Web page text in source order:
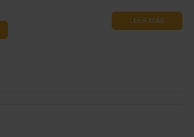
LEER MÁS